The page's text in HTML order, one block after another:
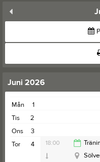
Juni 2026
1
Mån
2
Tis
3
Ons
4
Tor 18:00